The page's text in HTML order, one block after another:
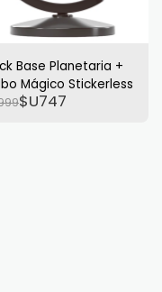
Base Planetaria +
Mágico Stickerless
$U747